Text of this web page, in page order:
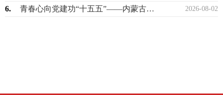
2026-08-02
6. 青春心向党建功“十五五”——内蒙古青年讲师团示范性宣讲走进巴彦淖尔